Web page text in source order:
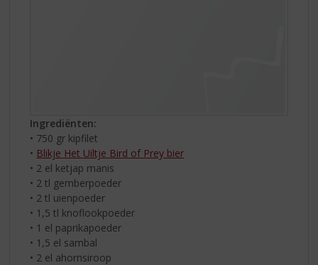
Ingrediënten:
• 750 gr kipfilet
• Blikje Het Uiltje Bird of Prey bier
• 2 el ketjap manis
• 2 tl gemberpoeder
• 2 tl uienpoeder
• 1,5 tl knoflookpoeder
• 1 el paprikapoeder
• 1,5 el sambal
• 2 el ahornsiroop